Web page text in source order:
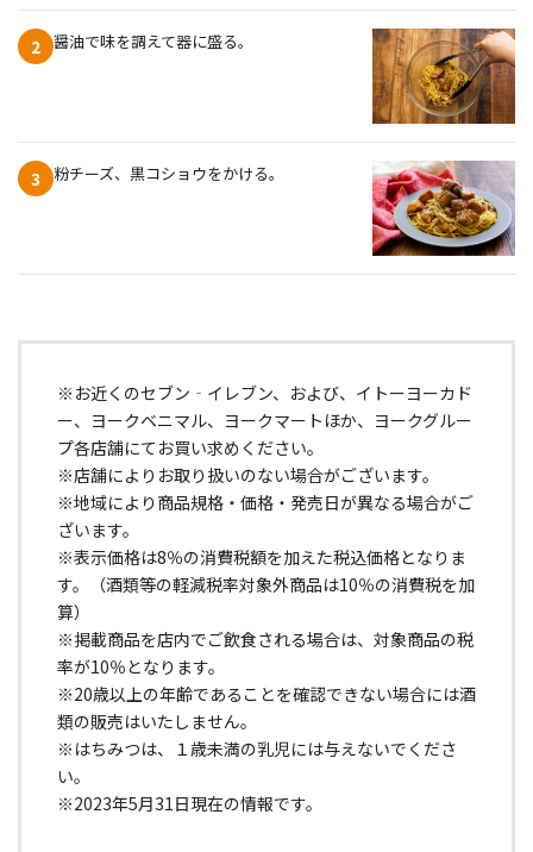
2 醤油で味を調えて器に盛る。
3 粉チーズ、黒コショウをかける。
※お近くのセブン‐イレブン、および、イトーヨーカド
ー、ヨークベニマル、ヨークマートほか、ヨークグルー
プ各店舗にてお買い求めください。
※店舗によりお取り扱いのない場合がございます。
※地域により商品規格・価格・発売日が異なる場合がご
ざいます。
※表示価格は8％の消費税額を加えた税込価格となりま
す。（酒類等の軽減税率対象外商品は10％の消費税を加
算）
※掲載商品を店内でご飲食される場合は、対象商品の税
率が10％となります。
※20歳以上の年齢であることを確認できない場合には酒
類の販売はいたしません。
※はちみつは、１歳未満の乳児には与えないでくださ
い。
※2023年5月31日現在の情報です。